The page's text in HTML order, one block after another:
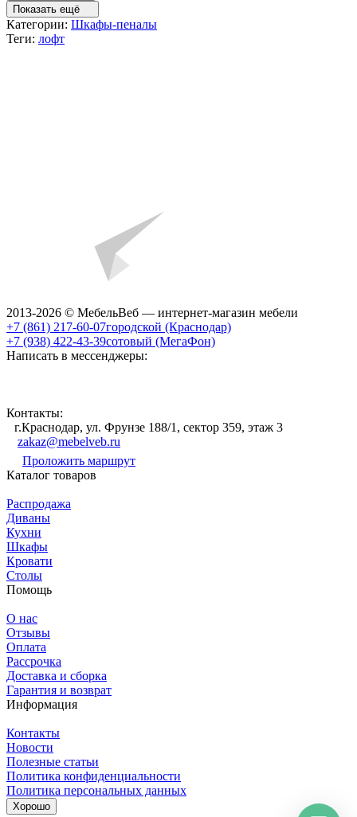
Показать ещё
Категории: Шкафы-пеналы
Теги: лофт
2013-2026 © МебельВеб — интернет-магазин мебели
+7 (861) 217-60-07городской (Краснодар)
+7 (938) 422-43-39сотовый (МегаФон)
Написать в мессенджеры:
Контакты:
г.Краснодар, ул. Фрунзе 188/1, сектор 359, этаж 3
zakaz@mebelveb.ru
Проложить маршрут
Каталог товаров
Распродажа
Диваны
Кухни
Шкафы
Кровати
Столы
Помощь
О нас
Отзывы
Оплата
Рассрочка
Доставка и сборка
Гарантия и возврат
Информация
Контакты
Новости
Полезные статьи
Политика конфиденциальности
Политика персональных данных
Хорошо